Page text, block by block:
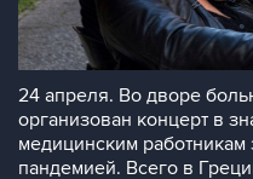
24 апреля. Во дворе
организован концерт в
медицинским работникам
пандемией. Всего в